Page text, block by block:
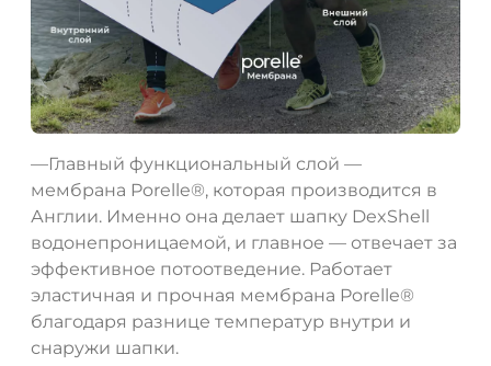
—Главный функциональный слой —
мембрана Porelle®, которая производится в
Англии. Именно она делает шапку DexShell
водонепроницаемой, и главное — отвечает за
эффективное потоотведение. Работает
эластичная и прочная мембрана Porelle®
благодаря разнице температур внутри и
снаружи шапки.